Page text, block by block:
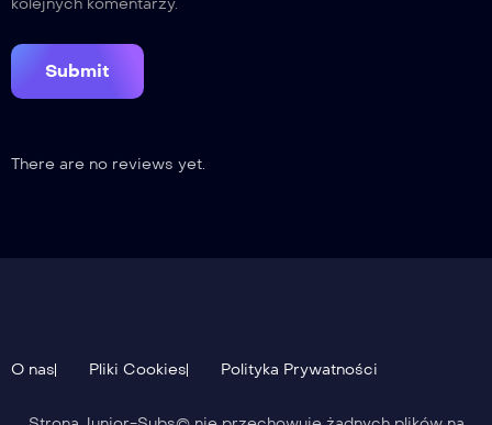
21
kolejnych komentarzy.
There are no reviews yet.
O nas Pliki Cookies Polityka Prywatności